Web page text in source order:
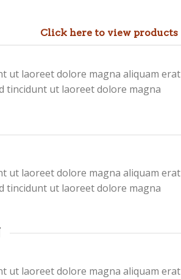
Click here to view products
ut laoreet dolore magna aliquam erat
tincidunt ut laoreet dolore magna
ut laoreet dolore magna aliquam erat
tincidunt ut laoreet dolore magna
ut laoreet dolore magna aliquam erat